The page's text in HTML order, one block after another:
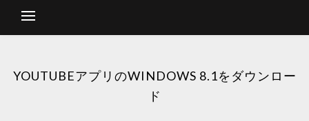
YOUTUBEアプリのWINDOWS 8.1をダウンロー
ド